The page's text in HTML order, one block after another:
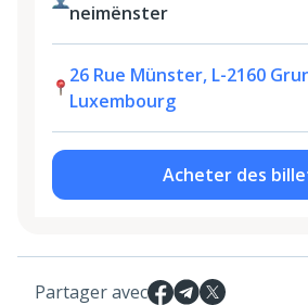
neimënster
26 Rue Münster, L-2160
Luxembourg
Acheter des
Partager avec